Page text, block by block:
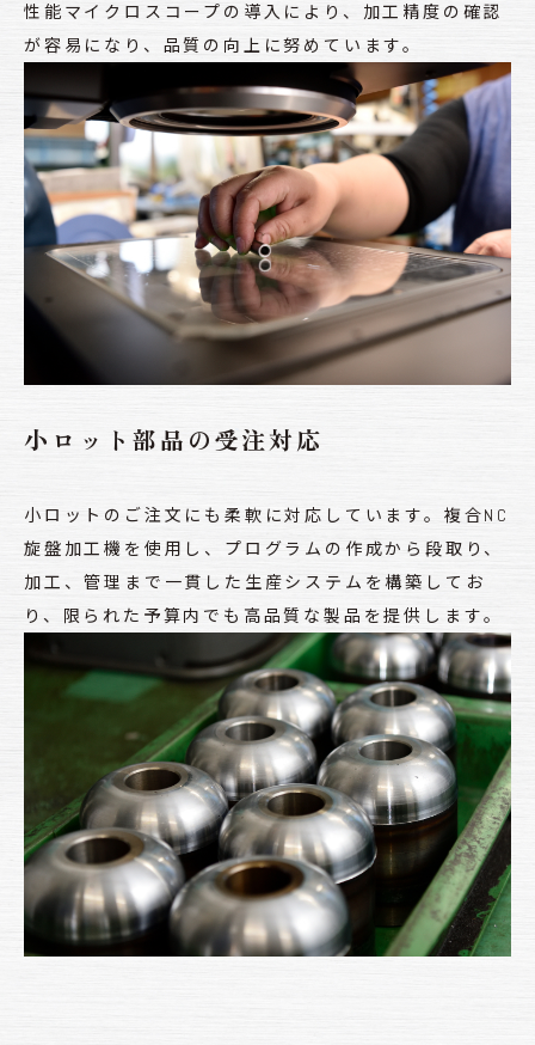
性能マイクロスコープの導入により、加工精度の確認
が容易になり、品質の向上に努めています。
小ロット部品の受注対応
小ロットのご注文にも柔軟に対応しています。複合NC
旋盤加工機を使用し、プログラムの作成から段取り、
加工、管理まで一貫した生産システムを構築してお
り、限られた予算内でも高品質な製品を提供します​。